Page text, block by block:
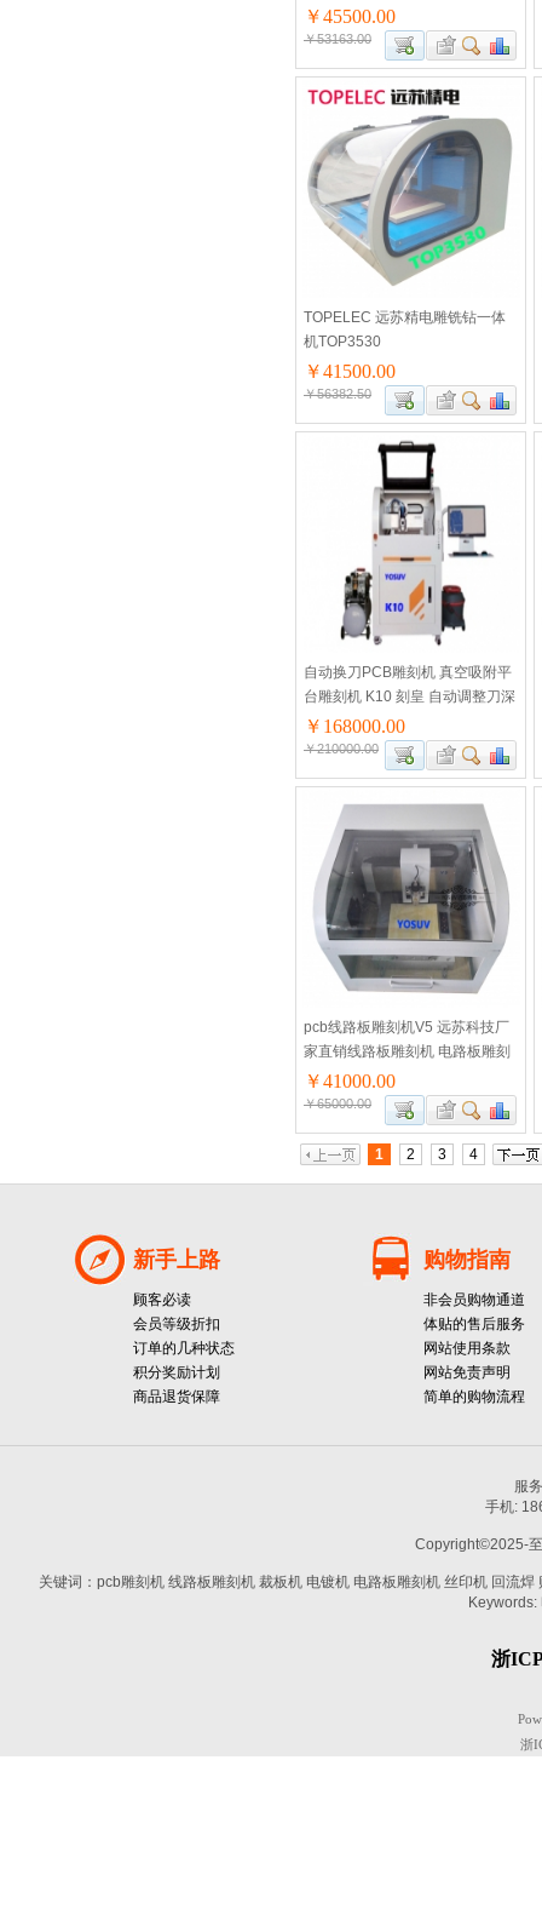
￥45500.00
￥53163.00
TOPELEC 远苏精电雕铣钻一体
机TOP3530
￥41500.00
￥56382.50
自动换刀PCB雕刻机 真空吸附平
台雕刻机 K10 刻皇 自动调整刀深
￥168000.00
￥210000.00
pcb线路板雕刻机V5 远苏科技厂
家直销线路板雕刻机 电路板雕刻
机 静音王
￥41000.00
￥65000.00
1 2 3 4
新手上路
顾客必读
会员等级折扣
订单的几种状态
积分奖励计划
商品退货保障
购物指南
非会员购物通道
体贴的售后服务
网站使用条款
网站免责声明
简单的购物流程
服
手机:
Copyright©2025-
关键词：pcb雕刻机 线路板雕刻机 裁板机 电镀机 电路板雕刻机 丝印机 回流
Keywords:
浙
浙